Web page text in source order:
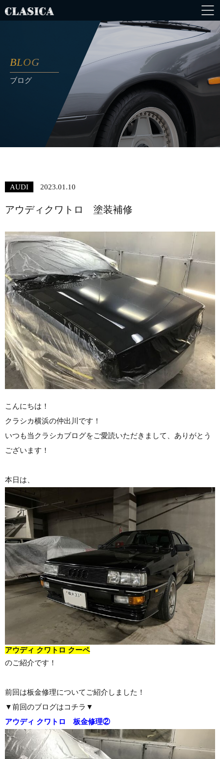
BLOG
ブログ
AUDI 2023.01.10
アウディクワトロ 塗装補修
こんにちは！
クラシカ横浜の仲出川です！
いつも当クラシカブログをご愛読いただきまして、ありがとう
ございます！
本日は、
アウディ クワトロ クーペ
のご紹介です！
前回は板金修理についてご紹介しました！
▼前回のブログはコチラ▼
アウディ クワトロ 板金修理②